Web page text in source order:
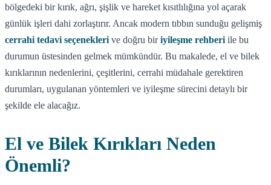
bölgedeki bir kırık, ağrı, şişlik ve hareket kısıtlılığına yol açarak
günlük işleri dahi zorlaştırır. Ancak modern tıbbın sunduğu gelişmiş
cerrahi tedavi seçenekleri ve doğru biriyileşme rehberi ile bu
durumun üstesinden gelmek mümkündür. Bu makalede, el ve bilek
kırıklarının nedenlerini, çeşitlerini, cerrahi müdahale gerektiren
durumları, uygulanan yöntemleri ve iyileşme sürecini detaylı bir
şekilde ele alacağız.
El ve Bilek Kırıkları Neden
Önemli?